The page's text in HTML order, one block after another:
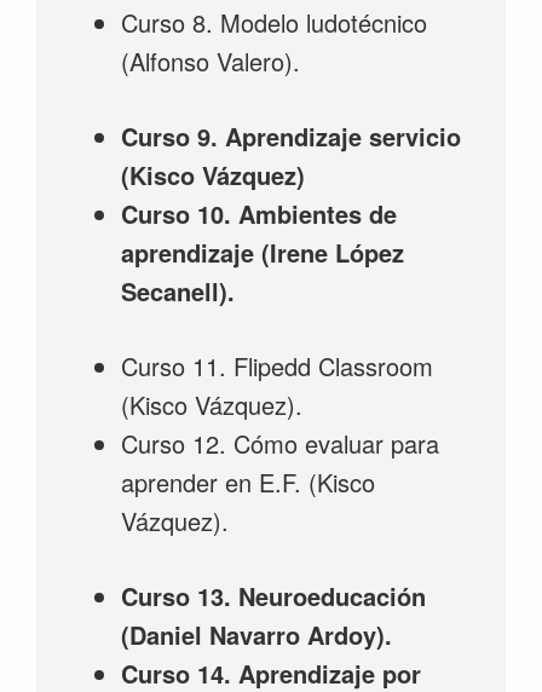
Curso 8. Modelo ludotécnico
(Alfonso Valero).
Curso 9. Aprendizaje servicio
(Kisco Vázquez)
Curso 10. Ambientes de
aprendizaje (Irene López
Secanell).
Curso 11. Flipedd Classroom
(Kisco Vázquez).
Curso 12. Cómo evaluar para
aprender en E.F. (Kisco
Vázquez).
Curso 13. Neuroeducación
(Daniel Navarro Ardoy).
Curso 14. Aprendizaje por